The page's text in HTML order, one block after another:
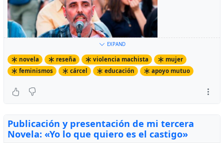
EXPAND
novela reseña violencia machista
mujer
feminismos
cárcel educación apoyo mutuo
Publicación y presentación de mi tercera
Novela: «Yo lo que quiero es el castigo»